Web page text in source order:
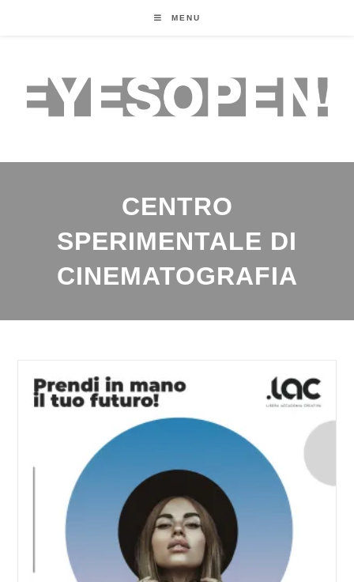
MENU
CENTRO
SPERIMENTALE DI
CINEMATOGRAFIA